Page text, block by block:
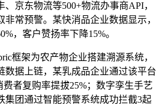
东物流等500+物流办事商API，
常预警。某快消品企业数据显示，
，客户赞扬率下降15%。
框架为农产物企业搭建溯源系统，
数据上链，某乳成品企业通过该平台
者复购率提拔25%；数字孪生手艺
集团通过智能预警系统成功拦截3起